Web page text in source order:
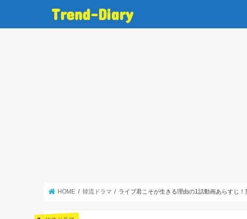
Trend-Diary
HOME 韓流ドラマ ライブ君こそが生きる理由の1話動画あらすじ！